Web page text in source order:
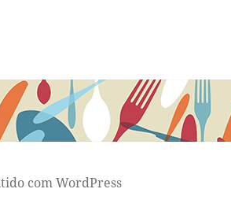
com WordPress